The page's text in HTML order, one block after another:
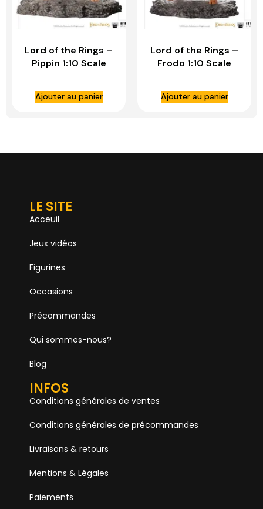
Lord of the Rings –
Pippin 1:10 Scale
STUDIOS
Ajouter au panier
Lord of the Rings –
Frodo 1:10 Scale
STUDIOS
Ajouter au panier
LE SITE
Acceuil
Jeux vidéos
Figurines
Occasions
Précommandes
Qui sommes-nous?
Blog
INFOS
Conditions générales de ventes
Conditions générales de précommandes
Livraisons & retours
Mentions & Légales
Paiements